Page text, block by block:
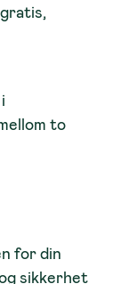
to
for din
sikkerhet